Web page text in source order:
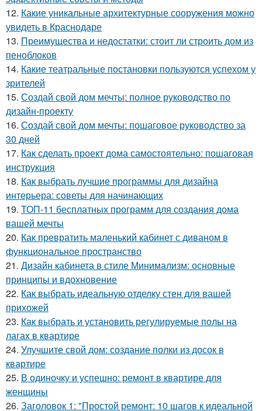
12. Какие уникальные архитектурные сооружения можно
увидеть в Краснодаре
13. Преимущества и недостатки: стоит ли строить дом из
пеноблоков
14. Какие театральные постановки пользуются успехом у
зрителей
15. Создай свой дом мечты: полное руководство по
дизайн-проекту
16. Создай свой дом мечты: пошаговое руководство за
30 дней
17. Как сделать проект дома самостоятельно: пошаговая
инструкция
18. Как выбрать лучшие программы для дизайна
интерьера: советы для начинающих
19. ТОП-11 бесплатных программ для создания дома
вашей мечты
20. Как превратить маленький кабинет с диваном в
функциональное пространство
21. Дизайн кабинета в стиле Минимализм: основные
принципы и вдохновение
22. Как выбрать идеальную отделку стен для вашей
прихожей
23. Как выбрать и установить регулируемые полы на
лагах в квартире
24. Улучшите свой дом: создание полки из досок в
квартире
25. В одиночку и успешно: ремонт в квартире для
женщины
26. Заголовок 1: "Простой ремонт: 10 шагов к идеальной